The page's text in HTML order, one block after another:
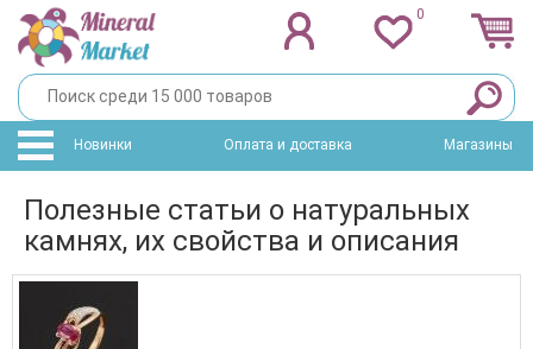
0
Новинки Оплата и доставка Магазины
Полезные статьи о натуральных
камнях, их свойства и описания